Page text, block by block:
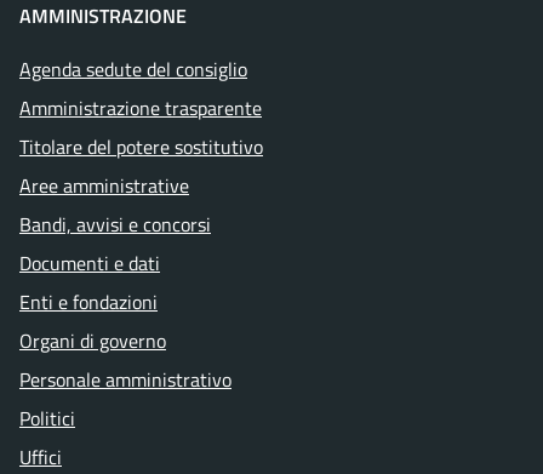
AMMINISTRAZIONE
Agenda sedute del consiglio
Amministrazione trasparente
Titolare del potere sostitutivo
Aree amministrative
Bandi, avvisi e concorsi
Documenti e dati
Enti e fondazioni
Organi di governo
Personale amministrativo
Politici
Uffici